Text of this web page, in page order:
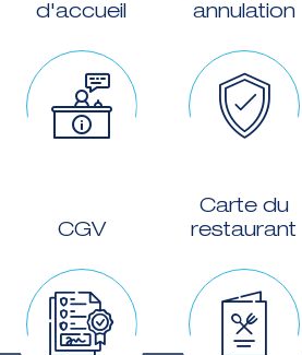
d'accueil
annulation
CGV
Carte du
restaurant